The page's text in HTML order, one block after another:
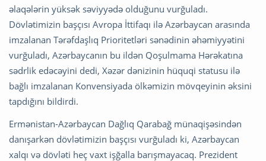
əlaqələrin yüksək səviyyədə olduğunu vurğuladı.
Dövlətimizin başçısı Avropa İttifaqı ilə Azərbaycan arasında
imzalanan Tərəfdaşlıq Prioritetləri sənədinin əhəmiyyətini
vurğuladı, Azərbaycanın bu ildən Qoşulmama Hərəkatına
sədrlik edəcəyini dedi, Xəzər dənizinin hüquqi statusu ilə
bağlı imzalanan Konvensiyada ölkəmizin mövqeyinin əksini
tapdığını bildirdi.
Ermənistan-Azərbaycan Dağlıq Qarabağ münaqişəsindən
danışarkən dövlətimizin başçısı vurğuladı ki, Azərbaycan
xalqı və dövləti heç vaxt işğalla barışmayacaq. Prezident